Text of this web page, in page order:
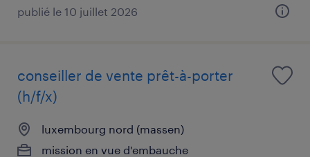
publié le 10 juillet 2026
conseiller de vente prêt-à-porter
(h/f/x)
luxembourg nord (massen)
mission en vue d'embauche